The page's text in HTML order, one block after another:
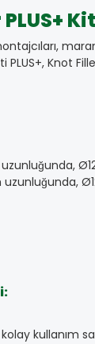
Knot
uzunluğunda,
kullanım